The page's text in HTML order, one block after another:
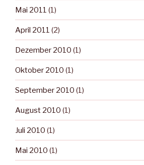
Mai 2011 (1)
April 2011 (2)
Dezember 2010 (1)
Oktober 2010 (1)
September 2010 (1)
August 2010 (1)
Juli 2010 (1)
Mai 2010 (1)